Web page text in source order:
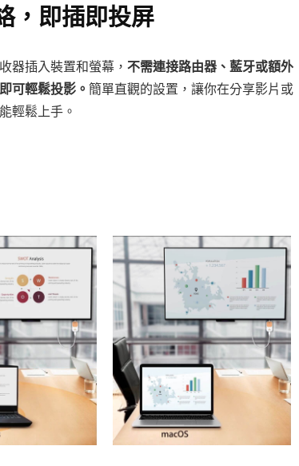
，即插即投屏
器插入裝置和螢幕， 不需連接路由器、藍牙或額外
可輕鬆投影。 簡單直觀的設置，讓你在分享影片或
輕鬆上手。